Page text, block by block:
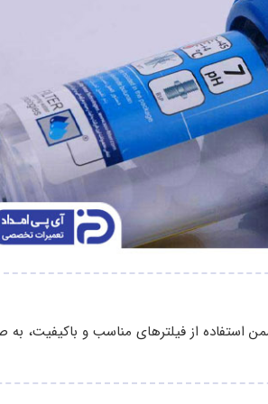
استفاده از فیلترهای مناسب و باکیفیت، به